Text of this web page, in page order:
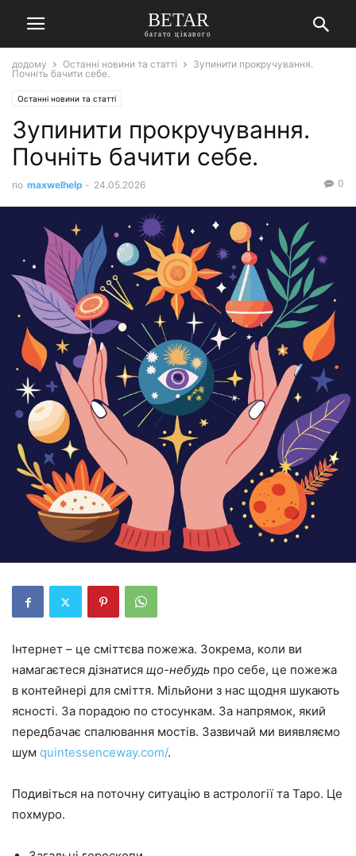
BETAR
багато цікавого
додому Останні новини та статті
Зупинити прокручування.
Почніть бачити себе.
Останні новини та статті
Зупинити прокручування.
Почніть бачити себе.
по maxwelhelp - 24.05.2026 0
Інтернет – це сміттєва пожежа. Зокрема, коли ви
намагаєтеся дізнатися що-небудь про себе, це пожежа
в контейнері для сміття. Мільйони з нас щодня шукають
ясності. За порадою по стосункам. За напрямок, який
передбачає спалювання мостів. Зазвичай ми виявляємо
шум quintessenceway.com/.
Подивіться на поточну ситуацію в астрології та Таро. Це
похмуро.